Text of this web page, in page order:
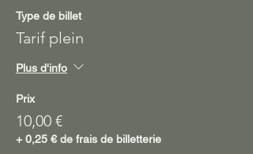
Type de billet
Tarif plein
Plus d'info
Prix
10,00 €
+ 0,25 € de frais de billetterie